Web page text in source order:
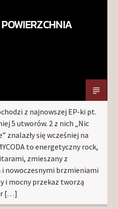
z najnowszej EP-ki pt.
5 utworów. 2 z nich „Nic
znalazły się wcześniej na
to energetyczny rock,
zmieszany z
nowoczesnymi brzmieniami
i mocny przekaz tworzą
[…]